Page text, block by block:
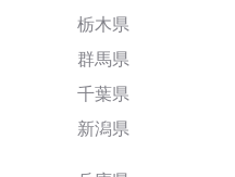
栃木県
群馬県
千葉県
新潟県